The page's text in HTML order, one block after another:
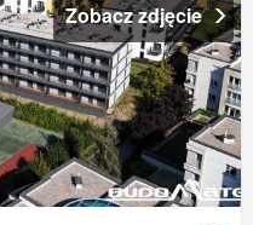
Zobacz zdjęcie